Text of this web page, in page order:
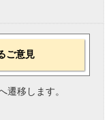
ご意見
遷移します。